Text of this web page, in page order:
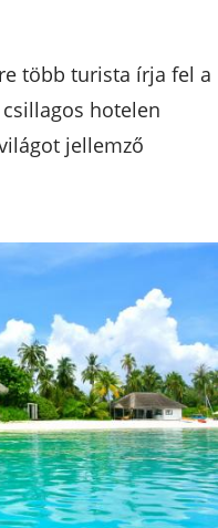
több turista írja fel a
hotelen
jellemző